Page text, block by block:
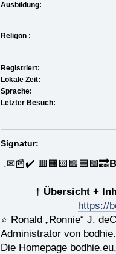
Ausbildung:
Religon :
Registriert:
Lokale Zeit:
Sprache:
Letzter Besuch:
Signatur:
.✉📰✔️ 🟥🟧🟨🟩🟦🟪🔜
† Übersicht +
https://
⭐️ Ronald „Ronnie“ J.
Administrator von
Die Homepage